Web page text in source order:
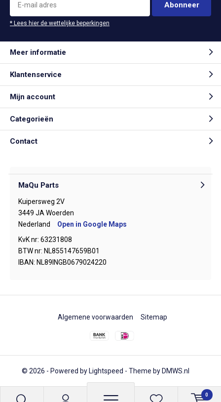
0
Abonneer
* Lees hier de wettelijke beperkingen
Meer informatie
Klantenservice
Mijn account
Categorieën
Contact
MaQu Parts
Kuipersweg 2V
3449 JA Woerden
Nederland
Open in Google Maps
KvK nr: 63231808
BTW nr: NL855147659B01
IBAN: NL89INGB0679024220
© 2026 - Powered by Lightspeed - Theme by DMWS.nl
Algemene voorwaarden Sitemap